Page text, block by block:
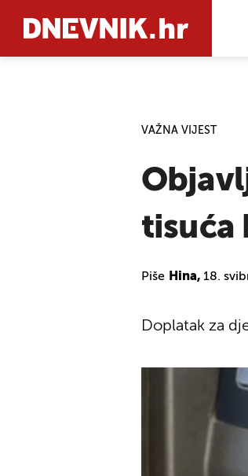
VAŽNA VIJEST
tisuća
Piše Hina, 18.
Doplatak za